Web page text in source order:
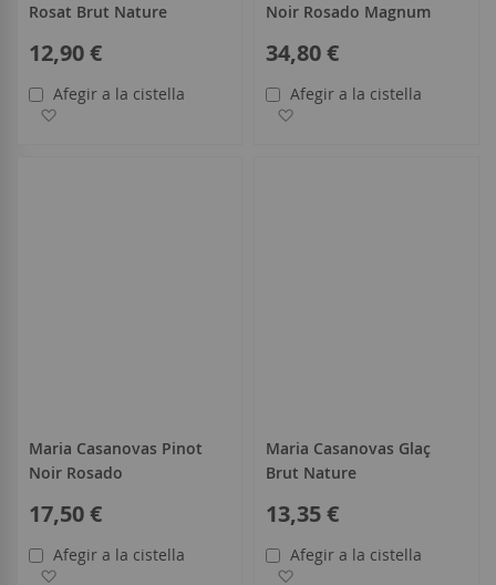
Rosat Brut Nature
12,90 €
Afegir a la cistella
Noir Rosado Magnum
34,80 €
Afegir a la cistella
Maria Casanovas Pinot
Noir Rosado
17,50 €
Afegir a la cistella
Maria Casanovas Glaç
Brut Nature
13,35 €
Afegir a la cistella